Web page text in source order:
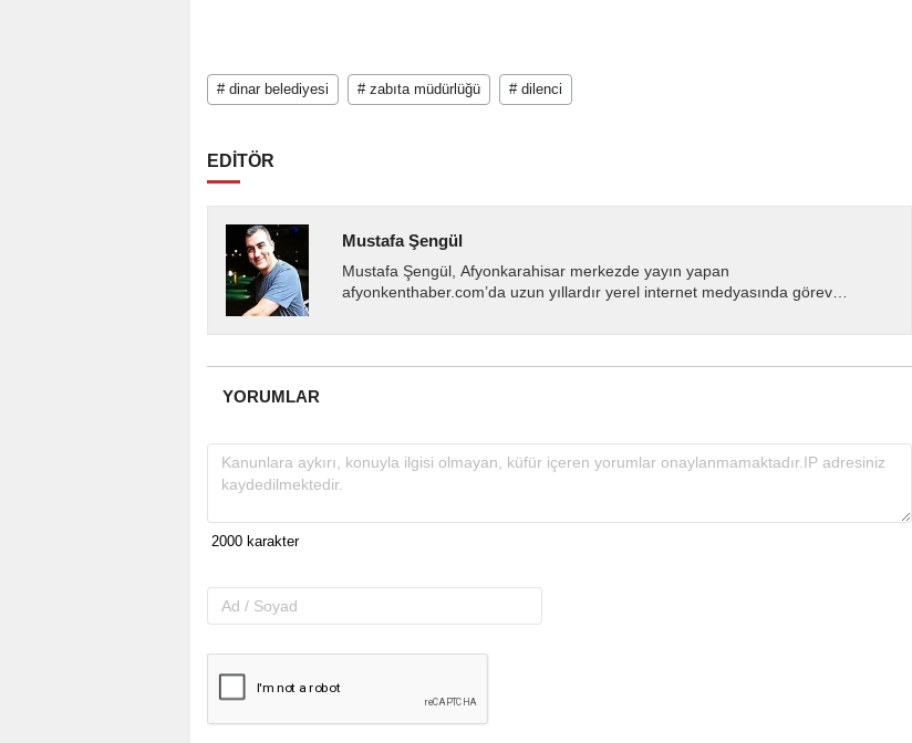
# dinar belediyesi # zabıta müdürlüğü # dilenci
EDİTÖR
Mustafa Şengül
Mustafa Şengül, Afyonkarahisar merkezde yayın yapan
afyonkenthaber.com’da uzun yıllardır yerel internet medyasında görev
YORUMLAR